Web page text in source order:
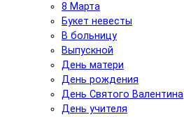
8 Марта
Букет невесты
В больницу
Выпускной
День матери
День рождения
День Святого Валентина
День учителя